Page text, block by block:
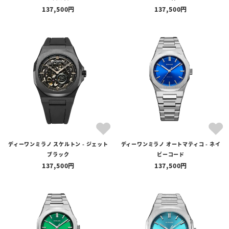
137,500 137,500
ディーワンミラノ スケルトン - ジェット
ブラック
137,500
ディーワンミラノ オートマティコ - ネイ
ビーコード
137,500